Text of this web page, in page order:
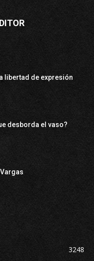
libertad de expresión
desborda el vaso?
3248